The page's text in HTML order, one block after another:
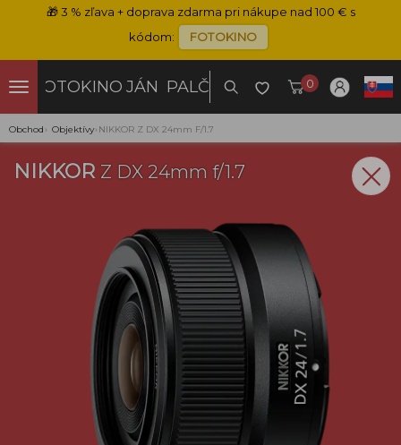
🎁3 % zľava + doprava zdarma pri nákupe nad 100 € s
kódom:
FOTOKINO
FOTOKINO JÁN PALČO 0
Obchod › Objektívy› NIKKOR Z DX 24mm F/1.7
NIKKOR Z DX 24mm f/1.7